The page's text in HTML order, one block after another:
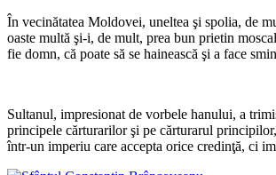
În vecinătatea Moldovei, uneltea şi spolia, de
oaste multă şi-i, de mult, prea bun prietin
fie domn, că poate să se hainească şi a face
Sultanul, impresionat de vorbele hanului, a
principele cărturarilor şi pe cărturarul
într-un imperiu care accepta orice credinţă, ci